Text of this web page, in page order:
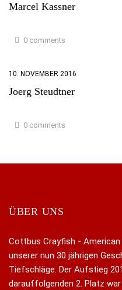
Marcel Kassner
0 comments
10. NOVEMBER 2016
Joerg Steudtner
0 comments
ÜBER UNS
Cottbus Crayfish -
unserer nun 30 jährigen
Tiefschläge. Der Aufstieg
darauffolgenden 2. Platz